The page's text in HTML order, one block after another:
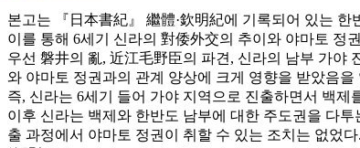
본고는 『日本書紀』 繼體·欽明紀에 기록되어 있는
이를 통해 6세기 신라의 對倭外交의 추이와 야마토 정
우선 磐井의 亂, 近江毛野臣의 파견, 신라의 남부 가야
와 야마토 정권과의 관계 양상에 크게 영향을 받았음을
즉, 신라는 6세기 들어 가야 지역으로 진출하면서 백
이후 신라는 백제와 한반도 남부에 대한 주도권을 다
출 과정에서 야마토 정권이 취할 수 있는 조치는 없었다.